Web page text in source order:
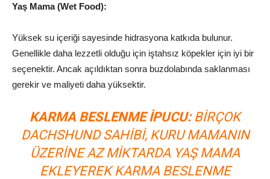
Yaş Mama (Wet Food):
Yüksek su içeriği sayesinde hidrasyona katkıda bulunur.
Genellikle daha lezzetli olduğu için iştahsız köpekler için iyi bir
seçenektir. Ancak açıldıktan sonra buzdolabında saklanması
gerekir ve maliyeti daha yüksektir.
KARMA BESLENME İPUCU:BIRÇOK
DACHSHUND SAHIBI, KURU MAMANIN
ÜZERINE AZ MIKTARDA YAŞ MAMA
EKLEYEREK KARMA BESLENME